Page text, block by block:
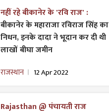
नहीं रहे बीकानेर के 'रवि राज' :
बीकानेर के महाराजा रविराज सिंह का
निधन, इनके दादा ने भूदान कर दी थी
लाखों बीघा जमीन
राजस्थान 12 Apr 2022
Rajasthan @ पंचायती राज